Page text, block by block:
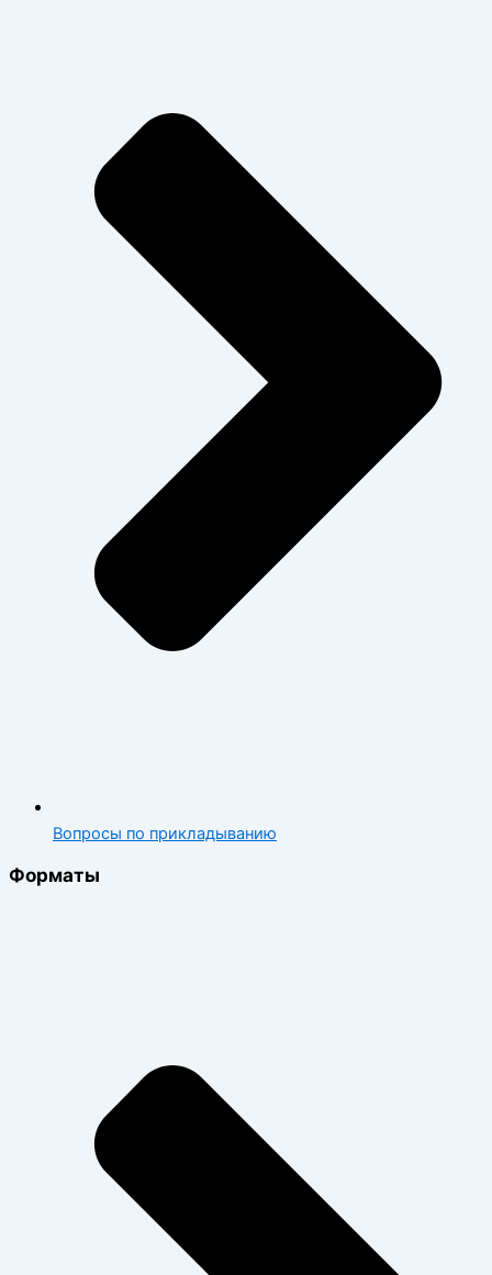
Вопросы по прикладыванию
Форматы